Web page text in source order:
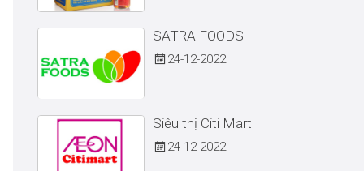
SATRA FOODS
24 12-2022
Siêu thị Citi Mart
24 12-2022